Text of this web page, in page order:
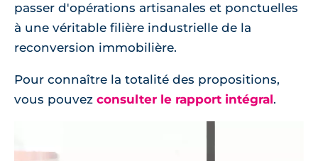
passer d'opérations artisanales et ponctuelles
à une véritable filière industrielle de la
reconversion immobilière.
Pour connaître la totalité des propositions,
vous pouvez consulter le rapport intégral.